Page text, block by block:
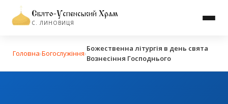
Свято-Успенський Храм
С. ЛИНОВИЦЯ
Головна›Богослужіння›
Божественна літургія в день свята
Вознесіння Господнього